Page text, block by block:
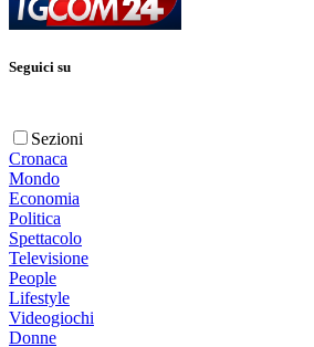
Seguici su
Sezioni
Cronaca
Mondo
Economia
Politica
Spettacolo
Televisione
People
Lifestyle
Videogiochi
Donne